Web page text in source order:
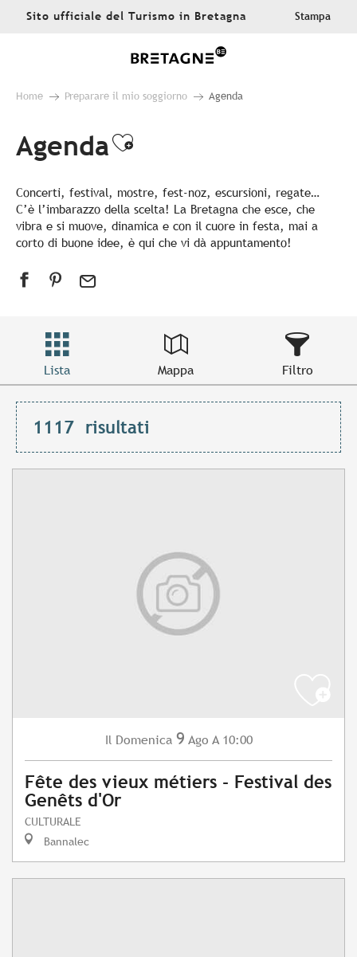
AllerSito ufficiale del Turismo in Bretagna Stampa
Home Preparare il mio soggiorno Agenda
AgendaAjouter aux favoris
Concerti, festival, mostre, fest-noz, escursioni, regate…
C’è l’imbarazzo della scelta! La Bretagna che esce, che
vibra e si muove, dinamica e con il cuore in festa, mai a
corto di buone idee, è qui che vi dà appuntamento!
Lista Mappa Filtro
1117 risultati
Il Domenica 9 Ago A 10:00
Fête des vieux métiers - Festival des
Genêts d'Or
CULTURALE
Bannalec